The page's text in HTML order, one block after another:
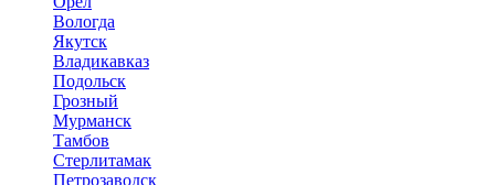
Вологда
Якутск
Владикавказ
Подольск
Грозный
Мурманск
Тамбов
Стерлитамак
Петрозаводск